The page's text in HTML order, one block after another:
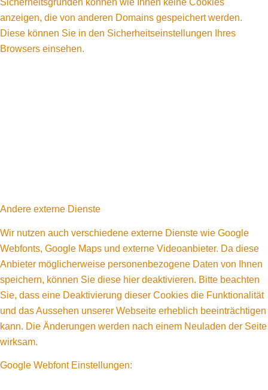
Sicherheitsgründen können wie Ihnen keine Cookies
anzeigen, die von anderen Domains gespeichert werden.
Diese können Sie in den Sicherheitseinstellungen Ihres
Browsers einsehen.
Andere externe Dienste
Wir nutzen auch verschiedene externe Dienste wie Google
Webfonts, Google Maps und externe Videoanbieter. Da diese
Anbieter möglicherweise personenbezogene Daten von Ihnen
speichern, können Sie diese hier deaktivieren. Bitte beachten
Sie, dass eine Deaktivierung dieser Cookies die Funktionalität
und das Aussehen unserer Webseite erheblich beeinträchtigen
kann. Die Änderungen werden nach einem Neuladen der Seite
wirksam.
Google Webfont Einstellungen: